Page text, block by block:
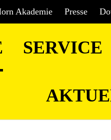
Akademie Presse
SERVICE